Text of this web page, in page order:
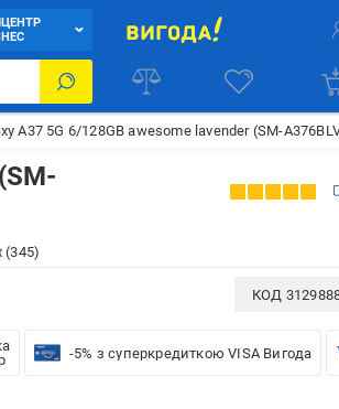
A37 5G 6/128GB awesome lavender (SM-
(345)
КОД
-5% з суперкредиткою VISA Вигода